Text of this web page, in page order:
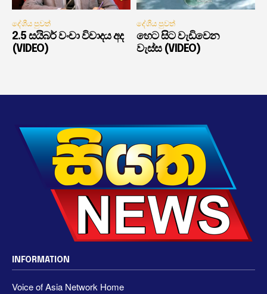
දේශීය පුවත්
2.5 සයිබර් වංචා විවාදය අද
(VIDEO)
දේශීය පුවත්
හෙට සිට වැඩිවෙන
වැස්ස (VIDEO)
INFORMATION
Voice of Asia Network Home